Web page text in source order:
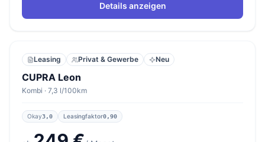
Details anzeigen
Leasing Privat & Gewerbe Neu
CUPRA Leon
Kombi · 7,3 l/100km
Okay3,0 Leasingfaktor0,90